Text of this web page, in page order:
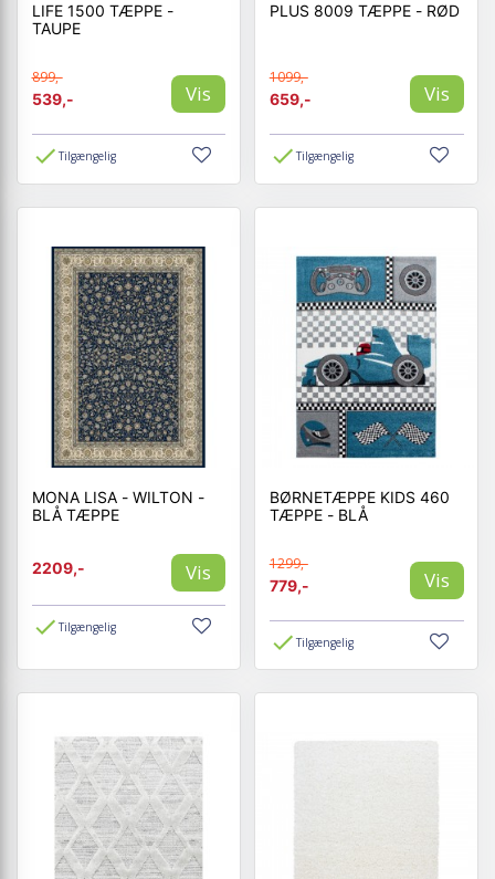
LIFE 1500 TÆPPE -
TAUPE
899,-
539,-
Vis
Tilgængelig
PLUS 8009 TÆPPE - RØD
1099,-
659,-
Vis
Tilgængelig
MONA LISA - WILTON -
BLÅ TÆPPE
2209,- Vis
Tilgængelig
BØRNETÆPPE KIDS 460
TÆPPE - BLÅ
1299,-
779,-
Vis
Tilgængelig